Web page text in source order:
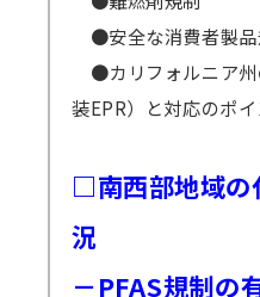
●安全な消費者製品
●カリフォルニア
装EPR）と対応のポイ
□南西部地域の
況
－PFAS規制の